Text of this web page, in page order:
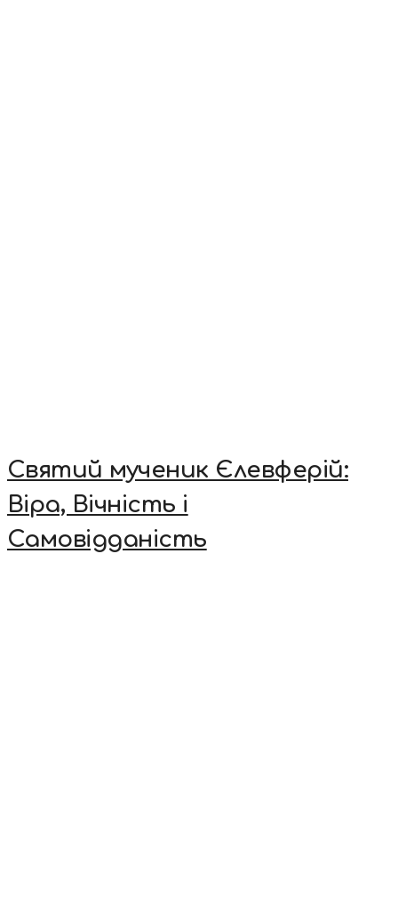
Святий мученик Єлевферій:
Віра, Вічність і
Самовідданість